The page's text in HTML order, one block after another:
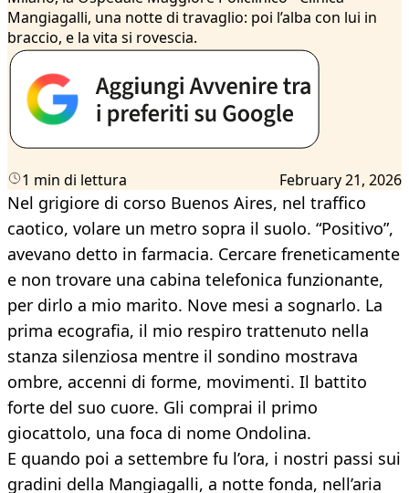
Mangiagalli, una notte di travaglio: poi l’alba con lui in
braccio, e la vita si rovescia.
1 min di lettura February 21, 2026
Nel grigiore di corso Buenos Aires, nel traffico
caotico, volare un metro sopra il suolo. “Positivo”,
avevano detto in farmacia. Cercare freneticamente
e non trovare una cabina telefonica funzionante,
per dirlo a mio marito. Nove mesi a sognarlo. La
prima ecografia, il mio respiro trattenuto nella
stanza silenziosa mentre il sondino mostrava
ombre, accenni di forme, movimenti. Il battito
forte del suo cuore. Gli comprai il primo
giocattolo, una foca di nome Ondolina.
E quando poi a settembre fu l’ora, i nostri passi sui
gradini della Mangiagalli, a notte fonda, nell’aria